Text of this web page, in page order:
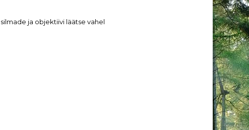
ja objektiivi läätse vahel